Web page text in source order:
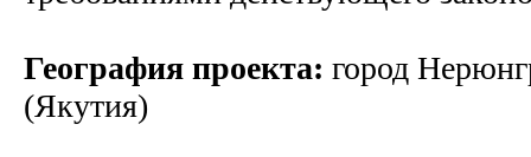
География проекта: город
(Якутия)